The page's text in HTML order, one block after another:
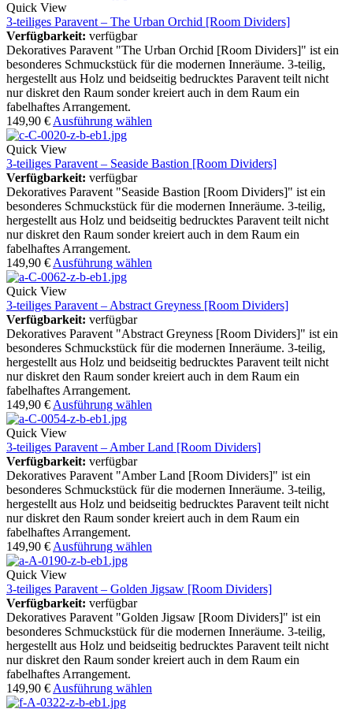
Quick View
3-teiliges Paravent – The Urban Orchid [Room Dividers]
Verfügbarkeit: verfügbar
Dekoratives Paravent "The Urban Orchid [Room Dividers]" ist ein
besonderes Schmuckstück für die modernen Inneräume. 3-teilig,
hergestellt aus Holz und beidseitig bedrucktes Paravent teilt nicht
nur diskret den Raum sonder kreiert auch in dem Raum ein
fabelhaftes Arrangement.
149,90 € Ausführung wählen
Quick View
3-teiliges Paravent – Seaside Bastion [Room Dividers]
Verfügbarkeit: verfügbar
Dekoratives Paravent "Seaside Bastion [Room Dividers]" ist ein
besonderes Schmuckstück für die modernen Inneräume. 3-teilig,
hergestellt aus Holz und beidseitig bedrucktes Paravent teilt nicht
nur diskret den Raum sonder kreiert auch in dem Raum ein
fabelhaftes Arrangement.
149,90 € Ausführung wählen
Quick View
3-teiliges Paravent – Abstract Greyness [Room Dividers]
Verfügbarkeit: verfügbar
Dekoratives Paravent "Abstract Greyness [Room Dividers]" ist ein
besonderes Schmuckstück für die modernen Inneräume. 3-teilig,
hergestellt aus Holz und beidseitig bedrucktes Paravent teilt nicht
nur diskret den Raum sonder kreiert auch in dem Raum ein
fabelhaftes Arrangement.
149,90 € Ausführung wählen
Quick View
3-teiliges Paravent – Amber Land [Room Dividers]
Verfügbarkeit: verfügbar
Dekoratives Paravent "Amber Land [Room Dividers]" ist ein
besonderes Schmuckstück für die modernen Inneräume. 3-teilig,
hergestellt aus Holz und beidseitig bedrucktes Paravent teilt nicht
nur diskret den Raum sonder kreiert auch in dem Raum ein
fabelhaftes Arrangement.
149,90 € Ausführung wählen
Quick View
3-teiliges Paravent – Golden Jigsaw [Room Dividers]
Verfügbarkeit: verfügbar
Dekoratives Paravent "Golden Jigsaw [Room Dividers]" ist ein
besonderes Schmuckstück für die modernen Inneräume. 3-teilig,
hergestellt aus Holz und beidseitig bedrucktes Paravent teilt nicht
nur diskret den Raum sonder kreiert auch in dem Raum ein
fabelhaftes Arrangement.
149,90 € Ausführung wählen